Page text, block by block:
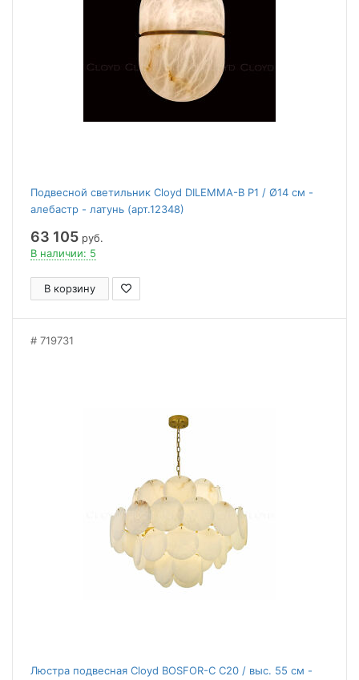
Подвесной светильник Cloyd DILEMMA-B P1 / Ø14 см -
алебастр - латунь (арт.12348)
63 105 руб.
В наличии: 5
В корзину
719731
Люстра подвесная Cloyd BOSFOR-C C20 / выс. 55 см -